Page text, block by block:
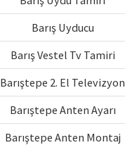
Barış Uyducu
Barış Vestel Tv Tamiri
Barıştepe 2. El Televizyon
Barıştepe Anten Ayarı
Barıştepe Anten Montaj